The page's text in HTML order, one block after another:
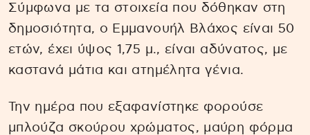
Σύμφωνα με τα στοιχεία που δόθηκαν στη
δημοσιότητα, ο Εμμανουήλ Βλάχος είναι 50
ετών, έχει ύψος 1,75 μ., είναι αδύνατος, με
καστανά μάτια και ατημέλητα γένια.
Την ημέρα που εξαφανίστηκε φορούσε
μπλούζα σκούρου χρώματος, μαύρη φόρμα